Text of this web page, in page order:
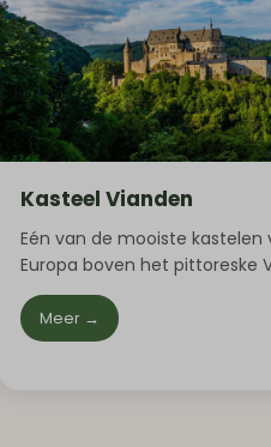
Kasteel Vianden
Eén van de mooiste kastelen
Europa boven het pittoreske
Meer →